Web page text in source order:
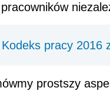
Kodeks pracy 2016
prostszy